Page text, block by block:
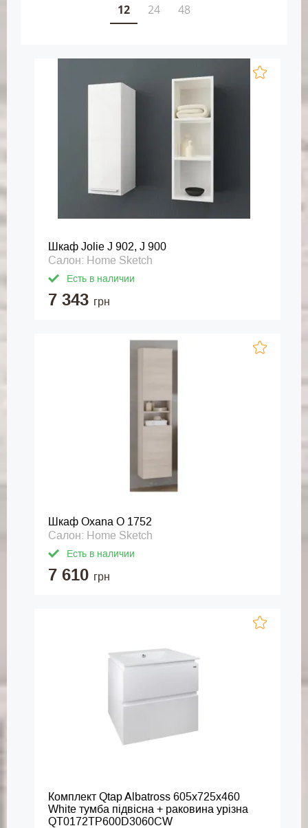
12 24 48
Шкаф Jolie J 902, J 900
Салон: Home Sketch
Есть в наличии
7 343 грн
Шкаф Oxana O 1752
Салон: Home Sketch
Есть в наличии
7 610 грн
Комплект Qtap Albatross 605х725х460
White тумба підвісна + раковина урізна
QT0172TP600D3060CW